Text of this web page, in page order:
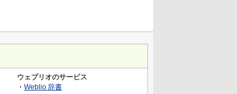
ウェブリオのサービス
・ Weblio 辞書